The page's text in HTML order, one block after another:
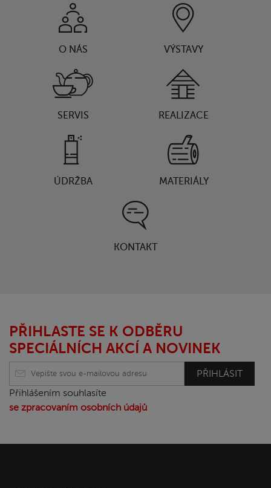
O NÁS VÝSTAVY
SERVIS REALIZACE
ÚDRŽBA MATERIÁLY
KONTAKT
PŘIHLASTE SE K ODBĚRU
SPECIÁLNÍCH AKCÍ A NOVINEK
PŘIHLÁSIT
Přihlášením souhlasíte
se zpracovaním osobních údajů